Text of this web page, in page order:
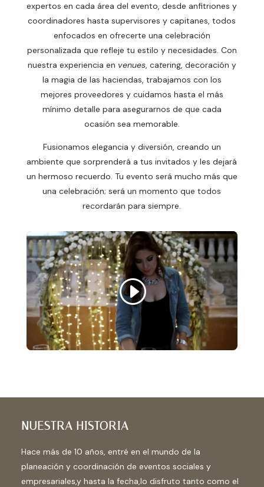
expertos en cada área del evento, desde anfitriones y
coordinadores hasta supervisores y capitanes, todos
enfocados en ofrecerte una celebración
personalizada que refleje tu estilo y necesidades. Con
nuestra experiencia en venues, catering, decoración y
la magia de las haciendas, trabajamos con los
mejores proveedores y cuidamos hasta el más
mínimo detalle para asegurarnos de que cada
ocasión sea memorable.
Fusionamos elegancia y diversión, creando un
ambiente que sorprenderá a tus invitados y les dejará
un hermoso recuerdo. Tu evento será mucho más que
una celebración; será un momento que todos
recordarán para siempre.
NUESTRA HISTORIA
Hace más de 10 años, entré en el mundo de la
planeación y coordinación de eventos sociales y
empresariales,y hasta la fecha,lo disfruto tanto como el